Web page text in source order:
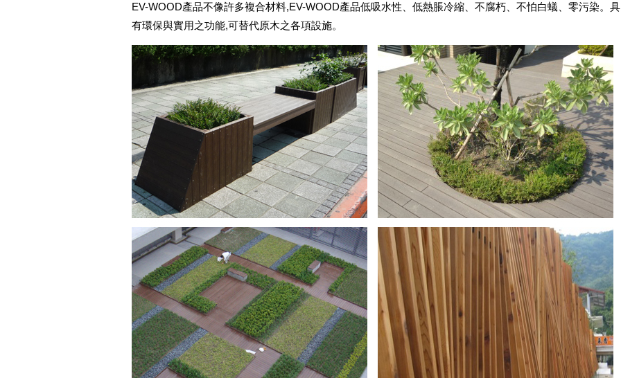
EV-WOOD產品不像許多複合材料,EV-WOOD產品低吸水性、低熱脹冷縮、不腐朽、不怕白蟻、零污染。具
有環保與實用之功能,可替代原木之各項設施。